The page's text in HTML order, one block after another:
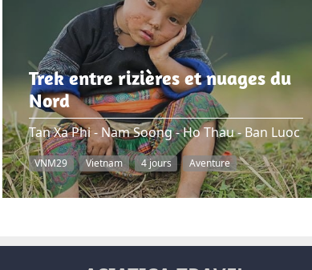
Trek entre rizières et nuages du
Nord
Tan Xa Phi - Nam Soong - Ho Thau - Ban Luoc
VNM29 Vietnam 4 jours Aventure